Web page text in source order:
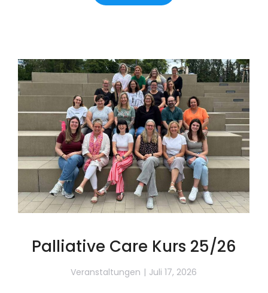
Palliative Care Kurs 25/26
Veranstaltungen Juli 17, 2026